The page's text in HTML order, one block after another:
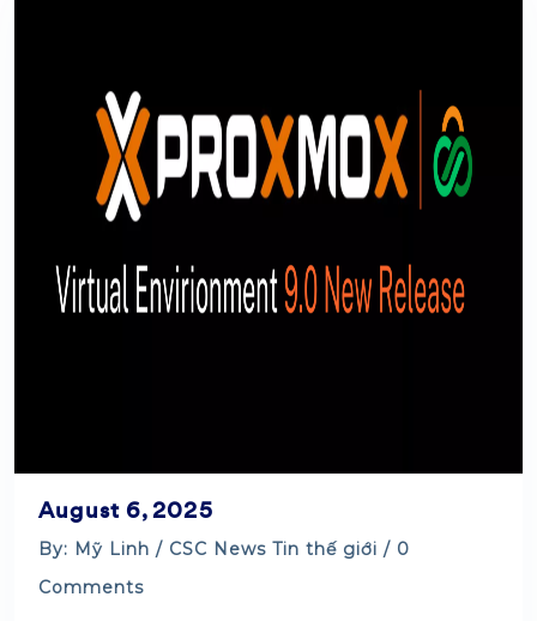
August 6, 2025
By: Mỹ Linh / CSC News Tin thế giới / 0
Comments